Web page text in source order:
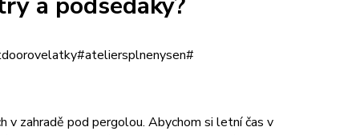
v zahradě pod pergolou. Abychom si letní čas v